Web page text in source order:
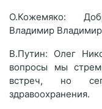
О.Кожемяко:
Владимир
В.Путин: Олег
вопросы мы
встреч, но
здравоохранения.